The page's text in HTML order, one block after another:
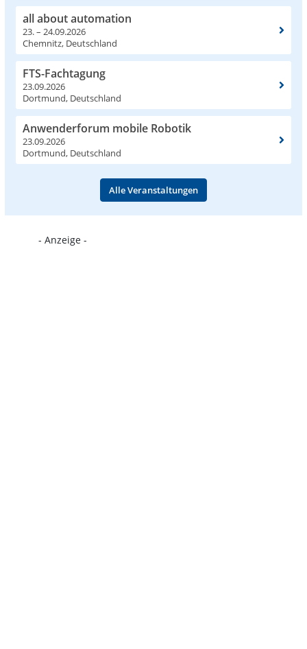
all about automation
23. – 24.09.2026
Chemnitz, Deutschland
FTS-Fachtagung
23.09.2026
Dortmund, Deutschland
Anwenderforum mobile Robotik
23.09.2026
Dortmund, Deutschland
Alle Veranstaltungen
- Anzeige -